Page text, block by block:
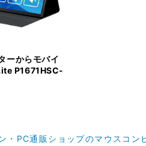
ーからモバイ
P1671HSC-
1本で接続
PC通販ショップのマウスコン